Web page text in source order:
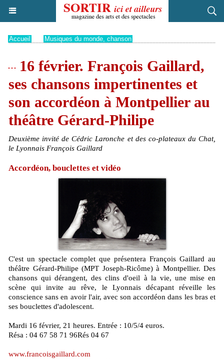
Accueil Musiques du monde, chanson
16 février. François Gaillard,
ses chansons impertinentes et
son accordéon à Montpellier au
théâtre Gérard-Philipe
Deuxième invité de Cédric Laronche et des co-plateaux du Chat,
le Lyonnais François Gaillard
Accordéon, bouclettes et vidéo
C'est un spectacle complet que présentera François Gaillard au
théâtre Gérard-Philipe (MPT Joseph-Ricôme) à Montpellier. Des
chansons qui dérangent, des clins d'oeil à la vie, une mise en
scène qui invite au rêve, le Lyonnais décapant réveille les
conscience sans en avoir l'air, avec son accordéon dans les bras et
ses bouclettes d'adolescent.
Mardi 16 février, 21 heures. Entrée : 10/5/4 euros.
Résa : 04 67 58 71 96Rés 04 67
www.francoisgaillard.com